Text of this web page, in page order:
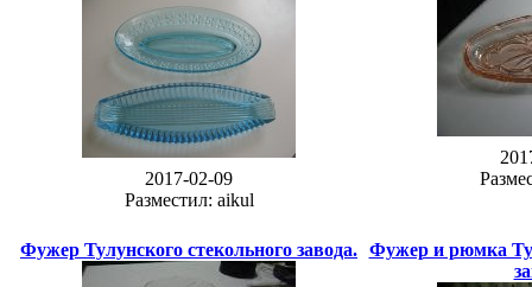
2017-02-09
Разместил: aikul
Фужер Тулунского стекольного завода. Фужер и рюмка